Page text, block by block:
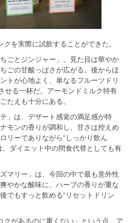
を実際に試飲することができた。
ごとジンジャー」。見た目は華やか
ごの甘酸っぱさが広がる。後からほ
トが心地よく、単なるフルーツドリ
せる一杯だ。アーモンドミルク特有
たえも十分にある。
」は、デザート感覚の満足感が特
モンの香りが調和し、甘さは控えめ
リーでありながら“しっかり飲ん
、ダイエット中の間食代替としても有
マリー」は、今回の中で最も意外性
やかな酸味に、ハーブの香りが重な
でもすっと飲める“リセットドリン
クがあるのに重くない」という点。ア